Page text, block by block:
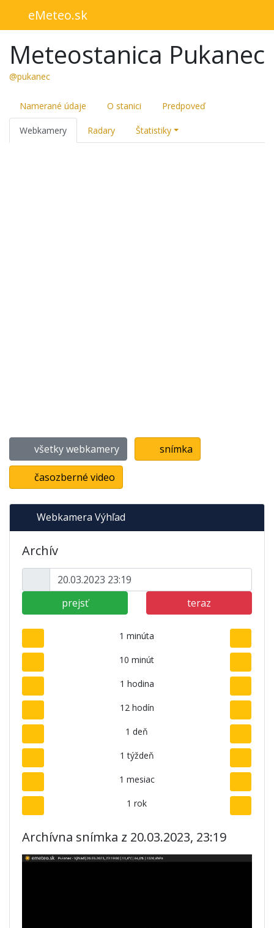
eMeteo.sk
Meteostanica Pukanec
@pukanec
Namerané údaje O stanici Predpoveď
Webkamery Radary Štatistiky
všetky webkamery snímka
časozberné video
Webkamera Výhľad
Archív
prejsť teraz
1 minúta
10 minút
1 hodina
12 hodín
1 deň
1 týždeň
1 mesiac
1 rok
Archívna snímka z 20.03.2023, 23:19